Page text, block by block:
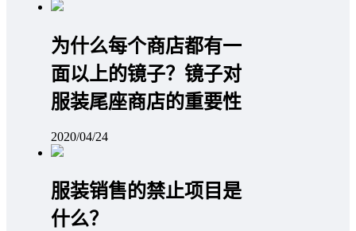
为什么每个商店都有一
面以上的镜子？镜子对
服装尾座商店的重要性
2020/04/24
服装销售的禁止项目是
什么？